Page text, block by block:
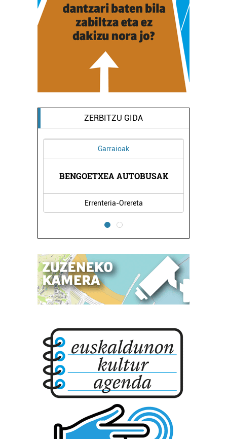
ZERBITZU GIDA
Garraioak
BENGOETXEA AUTOBUSAK
Errenteria-Orereta